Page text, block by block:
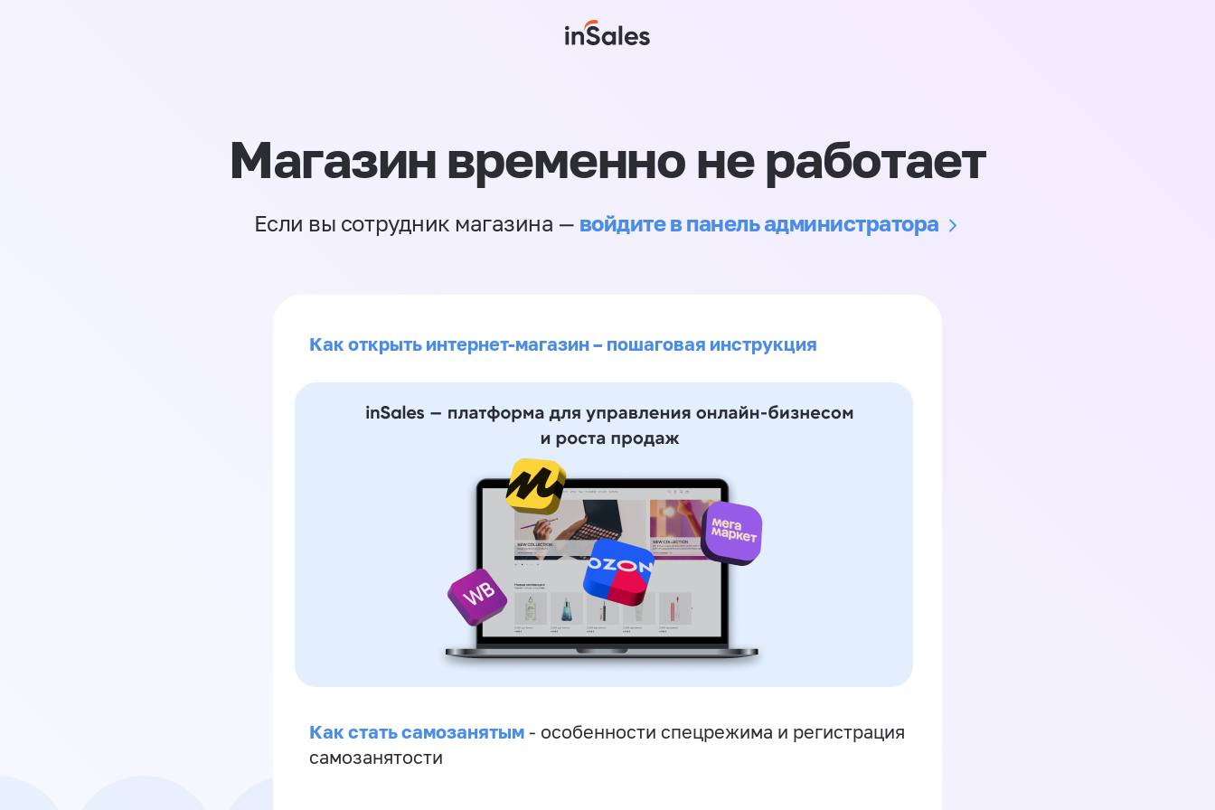
Магазин временно не работает
Если вы сотрудник магазина — войдите в панель администратора
Как открыть интернет-магазин – пошаговая инструкция
Как стать самозанятым - особенности спецрежима и регистрация
самозанятости